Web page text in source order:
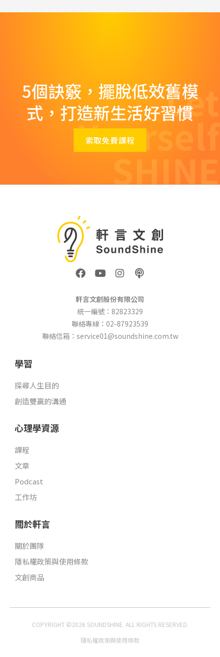
5個訣竅，擺脫低效舊模
式，打造新生活好習慣
索取免費課程
Let
Yourself
SHINE
F
a
e
b
o
o
k
Y
o
t
u
b
e
I
n
t
a
g
r
a
P
o
c
a
s
t
軒言文創股份有限公司
統一編號：82823329
聯絡專線：02-87923539
聯絡信箱：service01@soundshine.com.tw
學習
探尋人生目的
創造雙贏的溝通
心理學資源
課程
文章
Podcast
工作坊
關於軒言
關於團隊
隱私權政策與使用條款
文創商品
COPYRIGHT ©2026 SOUNDSHINE. ALL RIGHTS RESERVED.
隱私權政策與使用條款